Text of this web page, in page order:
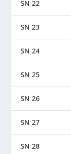
SN 22
SN 23
SN 24
SN 25
SN 26
SN 27
SN 28